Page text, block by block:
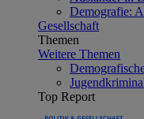
Demografie:
Gesellschaft
Themen
Weitere Themen
Top Report